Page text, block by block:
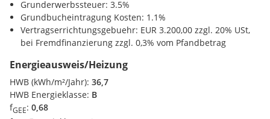
Beim Neubauprojekt SCHÖN | DORF | BLICK investieren Sie
in eine wertstabile, zukunftssichere Immobilie in einer
prosperierenden Region Oberösterreichs. Ob zur
Eigennutzung oder als Kapitalanlage - das Projekt steht für
nachhaltiges Wohneigentum in gefragter Lage. Die attraktive
Kombination aus Lage, Bauqualität und moderner Architektur
garantiert langfristige Wertentwicklung und stabile
Renditechancen. Dank der starken Nachfrage nach Wohn-
und Gewerbeflächen in Vöcklabruck profitieren Anleger und
Sonstige
Bank <400m
Polizei <575m
Post <925m
Grunderwerbssteuer: 3.5%
Grundbucheintragung Kosten: 1.1%
Vertragserrichtungsgebuehr: EUR 3.200,00 zzgl. 20% USt,
bei Fremdfinanzierung zzgl. 0,3% vom Pfandbetrag
Energieausweis/Heizung
HWB (kWh/m²/Jahr): 36,7
HWB Energieklasse: B
fGEE: 0,68